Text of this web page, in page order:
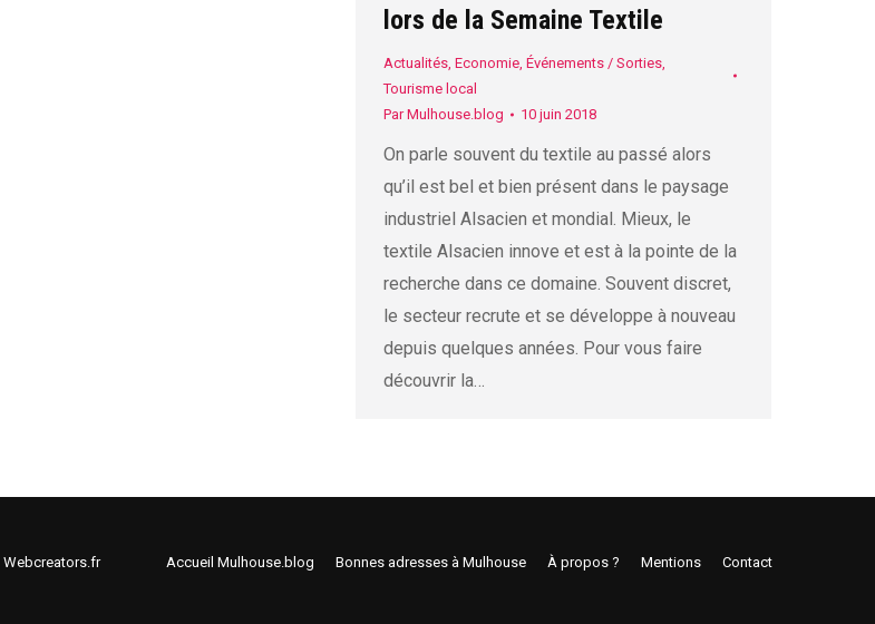
lors de la Semaine Textile
Actualités, Economie, Événements / Sorties,
Tourisme local
ParMulhouse.blog 10 juin 2018
On parle souvent du textile au passé alors
qu’il est bel et bien présent dans le paysage
industriel Alsacien et mondial. Mieux, le
textile Alsacien innove et est à la pointe de la
recherche dans ce domaine. Souvent discret,
le secteur recrute et se développe à nouveau
depuis quelques années. Pour vous faire
découvrir la…
Webcreators.fr Accueil Mulhouse.blog Bonnes adresses à Mulhouse À propos ? Mentions Contact